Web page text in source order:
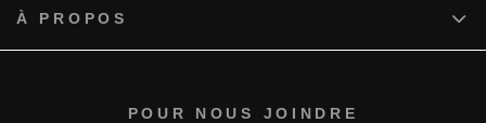
POUR NOUS JOINDRE
À PROPOS